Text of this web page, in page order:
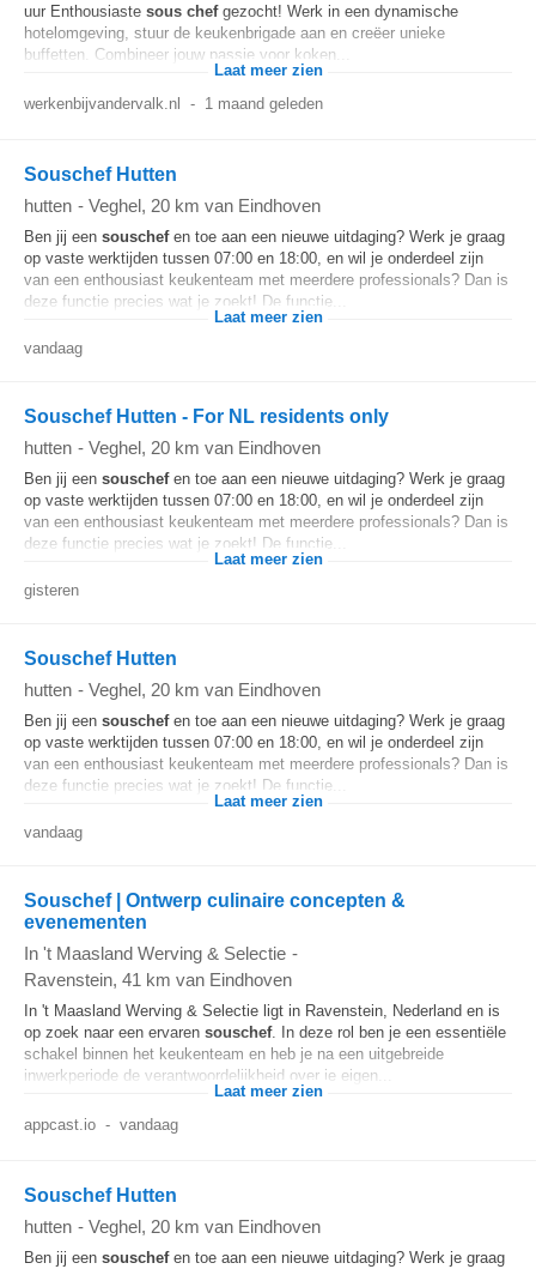
uur Enthousiaste sous chefgezocht! Werk in een dynamische
hotelomgeving, stuur de keukenbrigade aan en creëer unieke
buffetten. Combineer jouw passie voor koken...
Laat meer zien
werkenbijvandervalk.nl - 1 maand geleden
Souschef Hutten
hutten - Veghel, 20 km van Eindhoven
Ben jij een souschefen toe aan een nieuwe uitdaging? Werk je graag
op vaste werktijden tussen 07:00 en 18:00, en wil je onderdeel zijn
van een enthousiast keukenteam met meerdere professionals? Dan is
deze functie precies wat je zoekt! De functie...
Laat meer zien
vandaag
Souschef Hutten - For NL residents only
hutten - Veghel, 20 km van Eindhoven
Ben jij een souschefen toe aan een nieuwe uitdaging? Werk je graag
op vaste werktijden tussen 07:00 en 18:00, en wil je onderdeel zijn
van een enthousiast keukenteam met meerdere professionals? Dan is
deze functie precies wat je zoekt! De functie...
Laat meer zien
gisteren
Souschef Hutten
hutten - Veghel, 20 km van Eindhoven
Ben jij een souschefen toe aan een nieuwe uitdaging? Werk je graag
op vaste werktijden tussen 07:00 en 18:00, en wil je onderdeel zijn
van een enthousiast keukenteam met meerdere professionals? Dan is
deze functie precies wat je zoekt! De functie...
Laat meer zien
vandaag
Souschef | Ontwerp culinaire concepten &
evenementen
In 't Maasland Werving & Selectie -
Ravenstein, 41 km van Eindhoven
In 't Maasland Werving & Selectie ligt in Ravenstein, Nederland en is
op zoek naar een ervaren souschef. In deze rol ben je een essentiële
schakel binnen het keukenteam en heb je na een uitgebreide
inwerkperiode de verantwoordelijkheid over je eigen...
Laat meer zien
appcast.io - vandaag
Souschef Hutten
hutten - Veghel, 20 km van Eindhoven
Ben jij een souschefen toe aan een nieuwe uitdaging? Werk je graag